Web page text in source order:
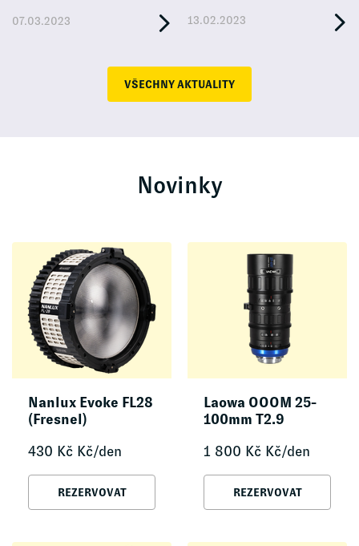
07.03.2023 13.02.2023
VŠECHNY AKTUALITY
Novinky
Nanlux Evoke FL28
(Fresnel)
430 Kč Kč/den
REZERVOVAT
Laowa OOOM 25-
100mm T2.9
1 800 Kč Kč/den
REZERVOVAT